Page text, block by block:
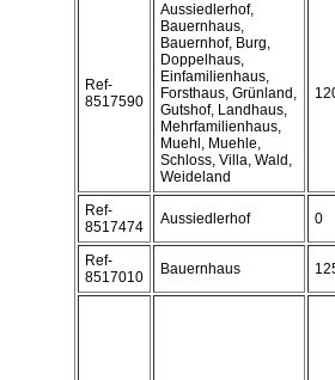
Ref-
8517590
Aussiedlerhof,
Bauernhaus,
Bauernhof, Burg,
Doppelhaus,
Einfamilienhaus,
Forsthaus, Grünland,
Gutshof, Landhaus,
Mehrfamilienhaus,
Muehl, Muehle,
Schloss, Villa, Wald,
Weideland
Ref-
8517474
Aussiedlerhof 0
Ref-
8517010
Bauernhaus